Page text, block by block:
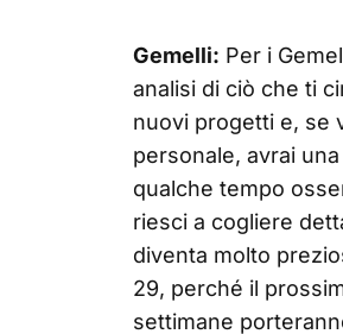
Gemelli: Per i
analisi di ciò che ti
nuovi progetti e, se
personale, avrai
qualche tempo
riesci a cogliere
diventa molto
29, perché il
settimane